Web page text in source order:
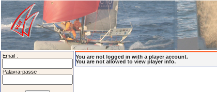
Email :
Palavra-passe :
You are not logged in with a player account.
You are not allowed to view player info.